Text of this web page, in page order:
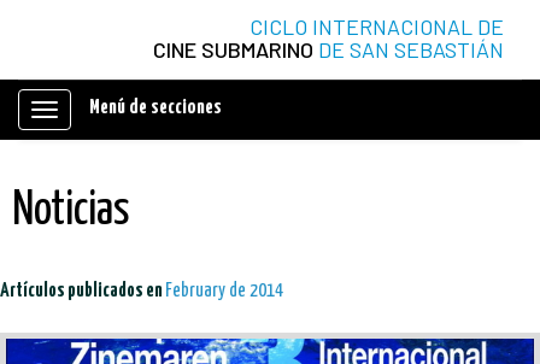
CICLO INTERNACIONAL DE
CINE SUBMARINO DE SAN SEBASTIÁN
Mostrar/ocultar
Menú de secciones
Noticias
Artículos publicados en February de 2014